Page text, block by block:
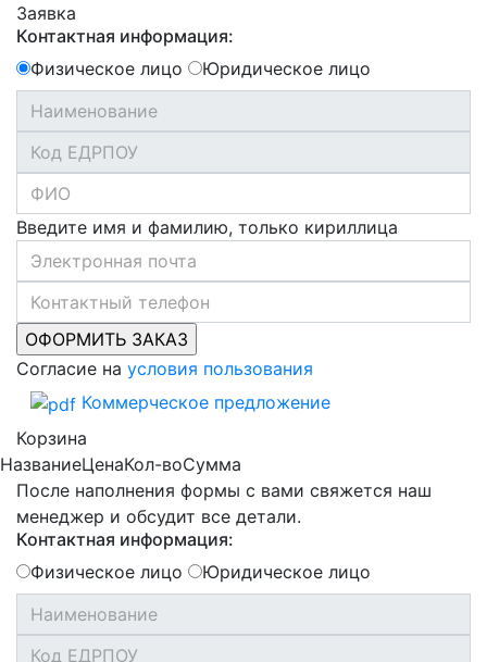
Заявка
Контактная информация:
Физическое лицо
Юридическое лицо
Введите имя и фамилию, только кириллица
Согласие на условия пользования
Коммерческое предложение
Корзина
НазваниеЦенаКол-воСумма
После наполнения формы с вами свяжется наш
менеджер и обсудит все детали.
Контактная информация:
Физическое лицо
Юридическое лицо